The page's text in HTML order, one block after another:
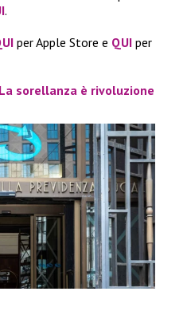
.
per Apple Store e QUI per
La sorellanza è rivoluzione